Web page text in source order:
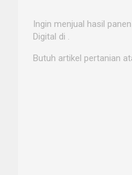
Ingin menjual hasil
Digital di .
Butuh artikel pertanian